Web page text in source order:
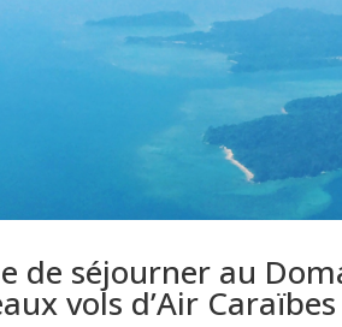
de séjourner au
vols d’Air Caraïbes